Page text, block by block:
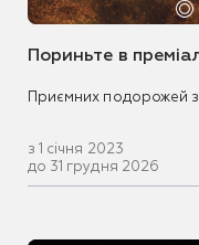
Пориньте в
Приємних подорожей
з 1 січня 2023
до 31 грудня 2026